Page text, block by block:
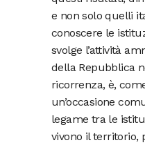
e non solo quelli
conoscere le
svolge l’attività
della Repubblica
ricorrenza, è,
un’occasione
legame tra le
vivono il territorio,